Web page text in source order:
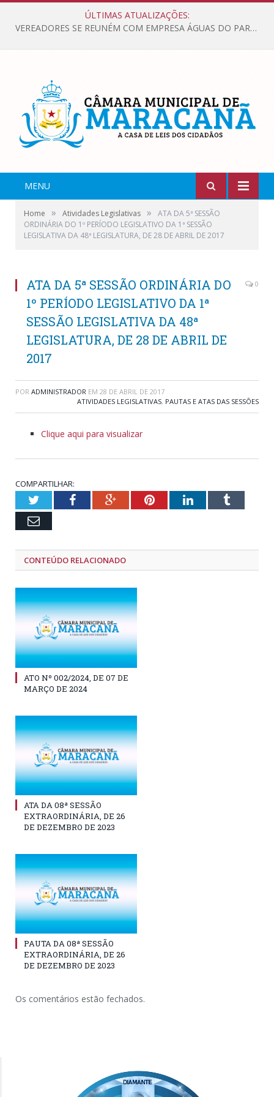
ÚLTIMAS ATUALIZAÇÕES:
VEREADORES SE REUNÉM COM EMPRESA ÁGUAS DO PARÁ, PARA APRESENTAR REIVINDICAÇÕES E MELHORIAS NA QUALIDADE DOS SERVIÇOS OFERECIDOS Á POPULAÇÃO.
MENU
Home » Atividades Legislativas »
ATA DA 5ª SESSÃO
ORDINÁRIA DO 1º PERÍODO LEGISLATIVO DA 1ª SESSÃO
LEGISLATIVA DA 48ª LEGISLATURA, DE 28 DE ABRIL DE 2017
ATA DA 5ª SESSÃO ORDINÁRIA DO
1º PERÍODO LEGISLATIVO DA 1ª
SESSÃO LEGISLATIVA DA 48ª
LEGISLATURA, DE 28 DE ABRIL DE
2017
0
POR ADMINISTRADOR EM 28 DE ABRIL DE 2017
ATIVIDADES LEGISLATIVAS, PAUTAS E ATAS DAS SESSÕES
Clique aqui para visualizar
COMPARTILHAR:
TwitterFacebookGoogle+PinterestLinkedInTumblr
Email
CONTEÚDO RELACIONADO
ATO Nº 002/2024, DE 07 DE
MARÇO DE 2024
ATA DA 08ª SESSÃO
EXTRAORDINÁRIA, DE 26
DE DEZEMBRO DE 2023
PAUTA DA 08ª SESSÃO
EXTRAORDINÁRIA, DE 26
DE DEZEMBRO DE 2023
Os comentários estão fechados.